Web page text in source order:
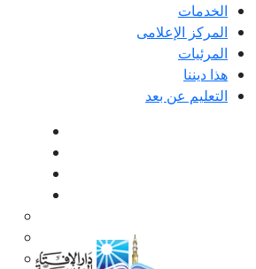
الخدمات
المركز الإعلامى
المرئيات
هذا ديننا
التعليم عن بعد